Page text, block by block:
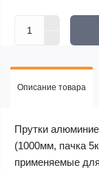
Описание товара
Прутки
(1000мм, пачка
применяемые